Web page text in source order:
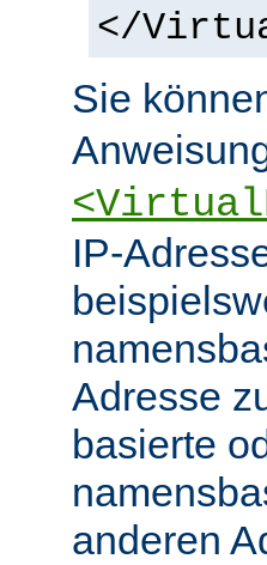
</
Sie
IP-
Adresse
basierte
anderen